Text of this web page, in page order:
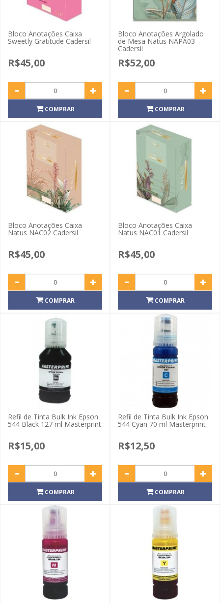
Bloco Anotações Caixa
Sweetly Gratitude Cadersil
R$45,00
COMPRAR
Bloco Anotações Argolado
de Mesa Natus NAPA03
Cadersil
R$52,00
COMPRAR
Bloco Anotações Caixa
Natus NAC02 Cadersil
R$45,00
COMPRAR
Bloco Anotações Caixa
Natus NAC01 Cadersil
R$45,00
COMPRAR
Refil de Tinta Bulk Ink Epson
544 Black 127 ml Masterprint
R$15,00
COMPRAR
Refil de Tinta Bulk Ink Epson
544 Cyan 70 ml Masterprint
R$12,50
COMPRAR